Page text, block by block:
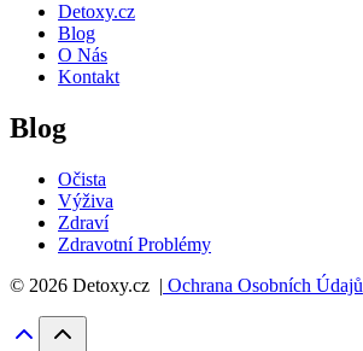
Detoxy.cz
Blog
O Nás
Kontakt
Blog
Očista
Výživa
Zdraví
Zdravotní Problémy
© 2026 Detoxy.cz | Ochrana Osobních Údajů